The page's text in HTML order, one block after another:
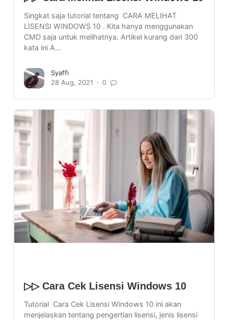
Singkat saja tutorial tentang CARA MELIHAT
LISENSI WINDOWS 10 . Kita hanya menggunakan
CMD saja untuk melihatnya. Artikel kurang dari 300
kata ini A…
Syaffi
28 Aug, 2021
0
▷▷ Cara Cek Lisensi Windows 10
Tutorial Cara Cek Lisensi Windows 10 ini akan
menjelaskan tentang pengertian lisensi, jenis lisensi